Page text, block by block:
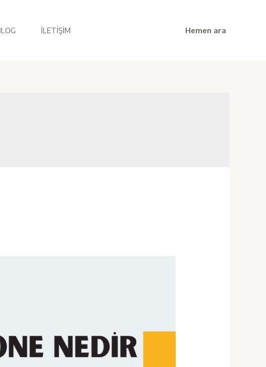
İLETIŞIM Hemen ara